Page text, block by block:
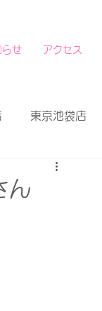
らせ アクセス
東京池袋店
ん